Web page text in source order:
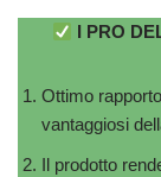
I PRO
Ottimo
vantaggiosi
Il prodotto